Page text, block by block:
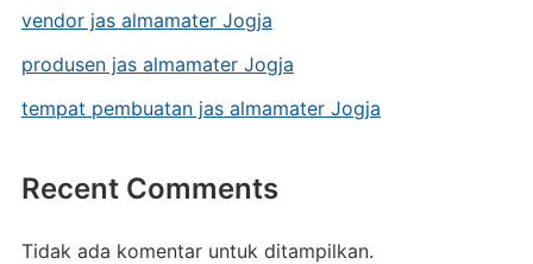
vendor jas almamater Jogja
produsen jas almamater Jogja
tempat pembuatan jas almamater Jogja
Recent Comments
Tidak ada komentar untuk ditampilkan.